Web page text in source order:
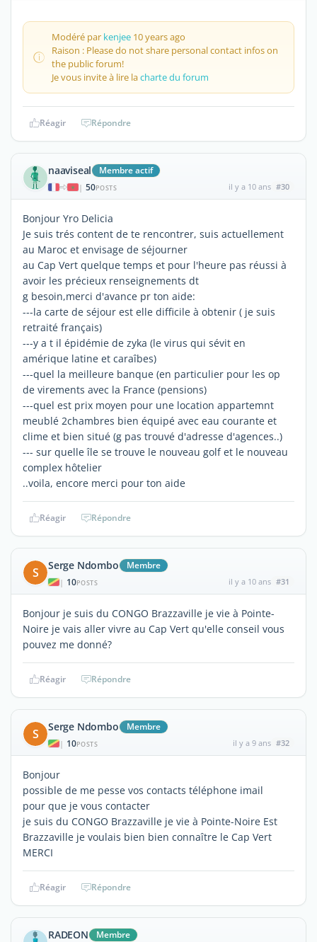
Modéré par kenjee 10 years ago
Raison : Please do not share personal contact infos on
the public forum!
Je vous invite à lire lacharte du forum
Réagir Répondre
naaviseal Membre actif
| 50POSTS il y a 10 ans #30
Bonjour Yro Delicia
Je suis trés content de te rencontrer, suis actuellement
au Maroc et envisage de séjourner
au Cap Vert quelque temps et pour l'heure pas réussi à
avoir les précieux renseignements dt
g besoin,merci d'avance pr ton aide:
---la carte de séjour est elle difficile à obtenir ( je suis
retraité français)
---y a t il épidémie de zyka (le virus qui sévit en
amérique latine et caraîbes)
---quel la meilleure banque (en particulier pour les op
de virements avec la France (pensions)
---quel est prix moyen pour une location appartemnt
meublé 2chambres bien équipé avec eau courante et
clime et bien situé (g pas trouvé d'adresse d'agences..)
--- sur quelle île se trouve le nouveau golf et le nouveau
complex hôtelier
..voila, encore merci pour ton aide
Réagir Répondre
S Serge Ndombo Membre
| 10POSTS il y a 10 ans #31
Bonjour je suis du CONGO Brazzaville je vie à Pointe-
Noire je vais aller vivre au Cap Vert qu'elle conseil vous
pouvez me donné?
Réagir Répondre
S Serge Ndombo Membre
| 10POSTS il y a 9 ans #32
Bonjour
possible de me pesse vos contacts téléphone imail
pour que je vous contacter
je suis du CONGO Brazzaville je vie à Pointe-Noire Est
Brazzaville je voulais bien bien connaître le Cap Vert
MERCI
Réagir Répondre
RADEON Membre